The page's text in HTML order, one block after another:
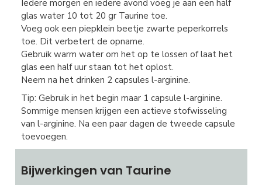
Iedere morgen en iedere avond voeg je aan een half
glas water 10 tot 20 gr Taurine toe.
Voeg ook een piepklein beetje zwarte peperkorrels
toe. Dit verbetert de opname.
Gebruik warm water om het op te lossen of laat het
glas een half uur staan tot het oplost.
Neem na het drinken 2 capsules l-arginine.
Tip: Gebruik in het begin maar 1 capsule l-arginine.
Sommige mensen krijgen een actieve stofwisseling
van l-arginine. Na een paar dagen de tweede capsule
toevoegen.
Bijwerkingen van Taurine